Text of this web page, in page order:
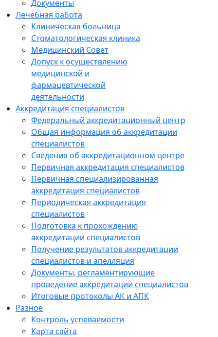
Документы
Лечебная работа
Клиническая больница
Стоматологическая клиника
Медицинский Совет
Допуск к осуществлению
медицинской и
фармацевтической
деятельности
Аккредитация специалистов
Федеральный аккредитационный центр
Общая информация об аккредитации
специалистов
Сведения об аккредитационном центре
Первичная аккредитация специалистов
Первичная специализированная
аккредитация специалистов
Периодическая аккредитация
специалистов
Подготовка к прохождению
аккредитации специалистов
Получение результатов аккредитации
специалистов и апелляция
Документы, регламентирующие
проведение аккредитации специалистов
Итоговые протоколы АК и АПК
Разное
Контроль успеваемости
Карта сайта